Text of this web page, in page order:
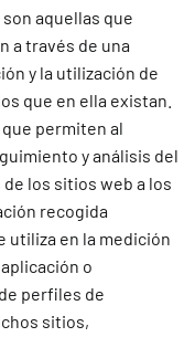
son aquellas que
a través de una
y la utilización de
que en ella existan.
permiten al
y análisis del
los sitios web a los
recogida
utiliza en la medición
o
perfiles de
sitios,